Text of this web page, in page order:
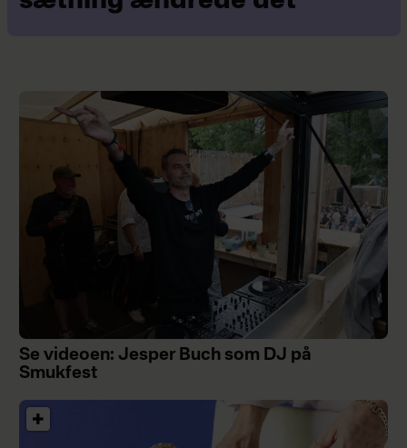
Se videoen: Jesper Buch som DJ på
Smukfest